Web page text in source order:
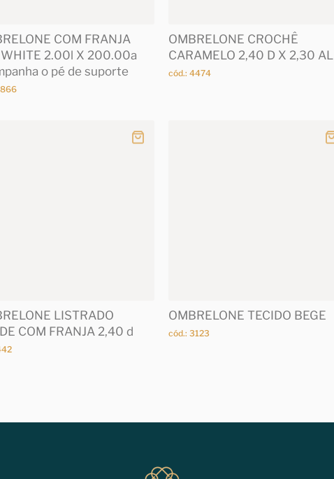
COM FRANJA
WHITE 2.00l X 200.00a
o pé de suporte
OMBRELONE CROCHÊ
CARAMELO 2,40 D X 2,30 AL
cód.: 4474
LISTRADO
COM FRANJA 2,40 d
OMBRELONE TECIDO BEGE
cód.: 3123